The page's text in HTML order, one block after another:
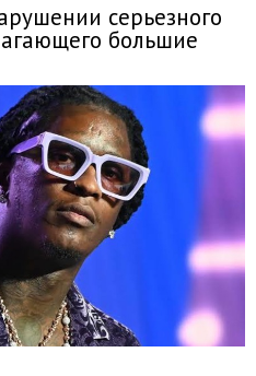
серьезного
большие